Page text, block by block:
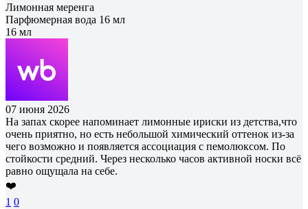
Лимонная меренга
Парфюмерная вода 16 мл
16 мл
07 июня 2026
На запах скорее напоминает лимонные ириски из детства,что
очень приятно, но есть небольшой химический оттенок из-за
чего возможно и появляется ассоциация с пемолюксом. По
стойкости средний. Через несколько часов активной носки всё
равно ощущала на себе.
❤️
1 0